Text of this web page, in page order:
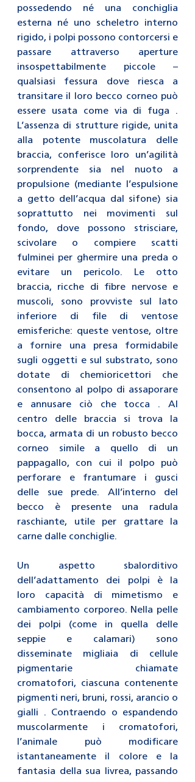
possedendo né una conchiglia
esterna né uno scheletro interno
rigido, i polpi possono contorcersi e
passare attraverso aperture
insospettabilmente piccole –
qualsiasi fessura dove riesca a
transitare il loro becco corneo può
essere usata come via di fuga .
L’assenza di strutture rigide, unita
alla potente muscolatura delle
braccia, conferisce loro un’agilità
sorprendente sia nel nuoto a
propulsione (mediante l’espulsione
a getto dell’acqua dal sifone) sia
soprattutto nei movimenti sul
fondo, dove possono strisciare,
scivolare o compiere scatti
fulminei per ghermire una preda o
evitare un pericolo. Le otto
braccia, ricche di fibre nervose e
muscoli, sono provviste sul lato
inferiore di file di ventose
emisferiche: queste ventose, oltre
a fornire una presa formidabile
sugli oggetti e sul substrato, sono
dotate di chemioricettori che
consentono al polpo di assaporare
e annusare ciò che tocca . Al
centro delle braccia si trova la
bocca, armata di un robusto becco
corneo simile a quello di un
pappagallo, con cui il polpo può
perforare e frantumare i gusci
delle sue prede. All’interno del
becco è presente una radula
raschiante, utile per grattare la
carne dalle conchiglie.
Un aspetto sbalorditivo
dell’adattamento dei polpi è la
loro capacità di mimetismo e
cambiamento corporeo. Nella pelle
dei polpi (come in quella delle
seppie e calamari) sono
disseminate migliaia di cellule
pigmentarie chiamate
cromatofori, ciascuna contenente
pigmenti neri, bruni, rossi, arancio o
gialli . Contraendo o espandendo
muscolarmente i cromatofori,
l’animale può modificare
istantaneamente il colore e la
fantasia della sua livrea, passando